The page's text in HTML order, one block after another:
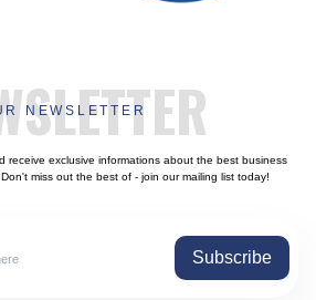
NEWSLETTER
receive exclusive informations about the best business
miss out the best of - join our mailing list today!
Subscribe